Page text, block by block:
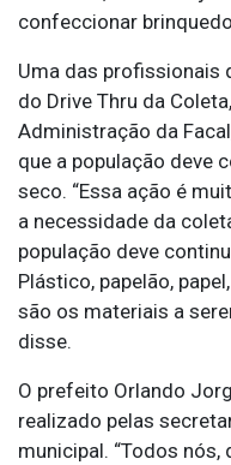
confeccionar
Uma das profissionais
do Drive Thru da
Administração da
que a população deve
seco. “Essa ação é
a necessidade da
população deve
Plástico, papelão,
são os materiais a
disse.
O prefeito Orlando
realizado pelas
municipal. “Todos